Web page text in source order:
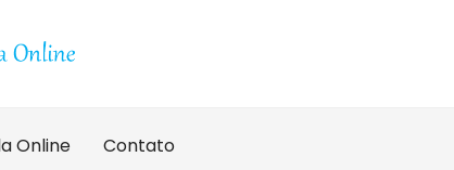
Online Contato